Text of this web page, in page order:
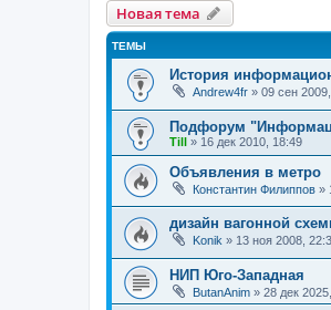
Новая тема
ТЕМЫ
История
Andrew4fr » 09 сен
Подфорум
Till » 16 дек 2010, 18:49
Объявления в метро
Константин Филиппов »
дизайн вагонной
Konik » 13 ноя 2008,
НИП Юго-Западная
ButanAnim » 28 дек